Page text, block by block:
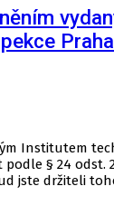
Institutem
§ 24 odst. 2
jste držiteli